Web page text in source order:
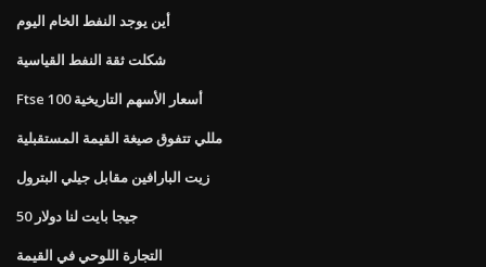
أين يوجد النفط الخام اليوم
شكلت ثقة النفط القياسية
Ftse 100 أسعار الأسهم التاريخية
مللي تتفوق صيغة القيمة المستقبلية
زيت البارافين مقابل جيلي البترول
50 جيجا بايت لنا دولار
التجارة اللوحي في القيمة